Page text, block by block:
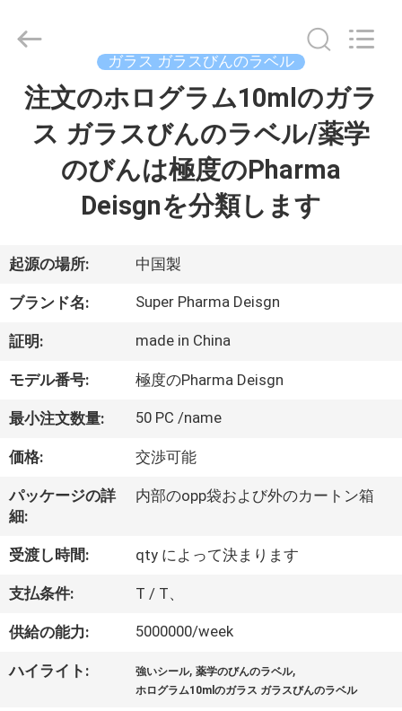
家
ク
ト
私
達
つ
い
て
工
場
旅
2017
(Xiamen)
Industry
ガラス ガラスびんのラベル
注文のホログラム10mlのガラ
ス ガラスびんのラベル/薬学
のびんは極度のPharma
Deisgnを分類します
起源の場所: 中国製
ブランド名: Super Pharma Deisgn
証明: made in China
モデル番号: 極度のPharma Deisgn
最小注文数量: 50 PC /name
価格: 交渉可能
パッケージの詳
細:
内部のopp袋および外のカートン箱
受渡し時間: qty によって決まります
支払条件: T / T、
供給の能力: 5000000/week
ハイライト: 強いシール,薬学のびんのラベル,
ホログラム10mlのガラス ガラスびんのラベル